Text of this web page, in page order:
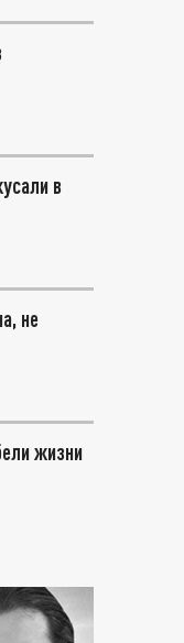
в
не
жизни